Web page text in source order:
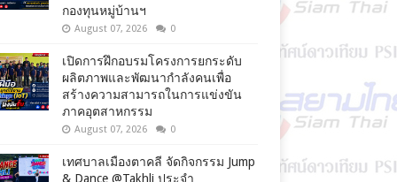
กองทุนหมู่บ้านฯ
August 07, 2026 0
เปิดการฝึกอบรมโครงการยกระดับ
ผลิตภาพและพัฒนากำลังคนเพื่อ
สร้างความสามารถในการแข่งขัน
ภาคอุตสาหกรรม
August 07, 2026 0
เทศบาลเมืองตาคลี จัดกิจกรรม Jump
& Dance @Takhli ประจำ